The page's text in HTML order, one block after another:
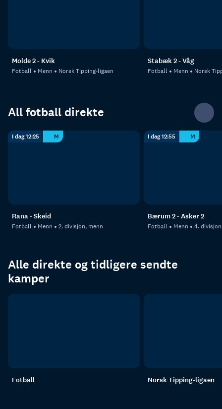
Molde 2 - Kvik
Fotball Menn Norsk Tipping-ligaen
Stabæk 2 - Våg
Fotball Menn Norsk
All fotball direkte
I dag 12:25 M
Rana - Skeid
Fotball Menn 2. divisjon, menn
I dag 12:55 M
Bærum 2 - Asker 2
Fotball Menn 4.
Alle direkte og tidligere sendte
kamper
Fotball Norsk Tipping-ligaen